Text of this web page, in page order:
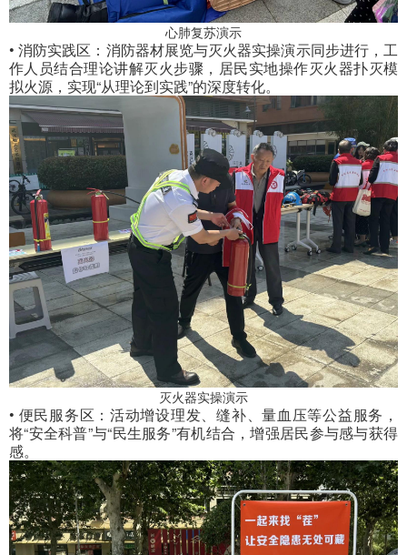
心肺复苏演示
• 消防实践区：消防器材展览与灭火器实操演示同步进行，工
作人员结合理论讲解灭火步骤，居民实地操作灭火器扑灭模
拟火源，实现“从理论到实践”的深度转化。
灭火器实操演示
• 便民服务区：活动增设理发、缝补、量血压等公益服务，
将“安全科普”与“民生服务”有机结合，增强居民参与感与获得
感。